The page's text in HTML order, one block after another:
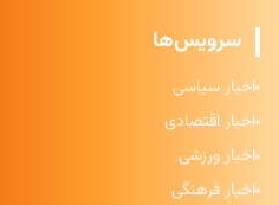
سرویس‌ها
اخبار سیاسی
اخبار اقتصادی
اخبار ورزشی
اخبار فرهنگی